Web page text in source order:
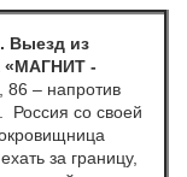
Выезд из
«МАГНИТ -
86 – напротив
Россия со своей
за границу,